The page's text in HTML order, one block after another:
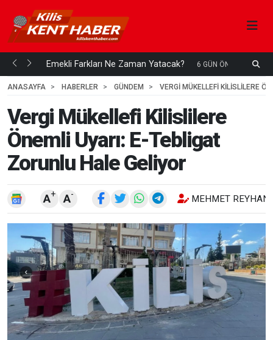
mi... Emekli Farkları Ne Zaman Yatacak? 6 GÜN ÖNCE
ANASAYFA
HABERLER GÜNDEM VERGI MÜKELLEFI KILISLILERE
Vergi Mükellefi Kilislilere
Önemli Uyarı: E-Tebligat
Zorunlu Hale Geliyor
A+ A- MEHMET